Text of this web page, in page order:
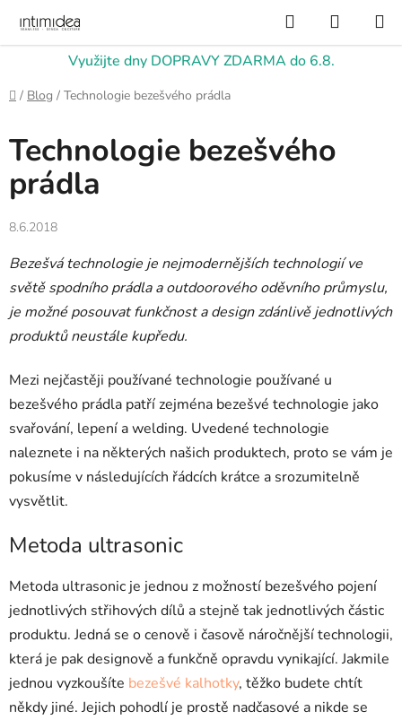
obsah
Využijte dny DOPRAVY ZDARMA do 6.8.
Hledat
KOŠÍK
Domů
/ Blog / Technologie bezešvého prádla
Technologie bezešvého
prádla
8.6.2018
Bezešvá technologie je nejmodernějších technologií ve
světě spodního prádla a outdoorového oděvního průmyslu,
je možné posouvat funkčnost a design zdánlivě jednotlivých
produktů neustále kupředu.
Mezi nejčastěji používané technologie používané u
bezešvého prádla patří zejména bezešvé technologie jako
svařování, lepení a welding. Uvedené technologie
naleznete i na některých našich produktech, proto se vám je
pokusíme v následujících řádcích krátce a srozumitelně
vysvětlit.
Metoda ultrasonic
Metoda ultrasonic je jednou z možností bezešvého pojení
jednotlivých střihových dílů a stejně tak jednotlivých částic
produktu. Jedná se o cenově i časově náročnější technologii,
která je pak designově a funkčně opravdu vynikající. Jakmile
jednou vyzkoušíte bezešvé kalhotky, těžko budete chtít
někdy jiné. Jejich pohodlí je prostě nadčasové a nikde se